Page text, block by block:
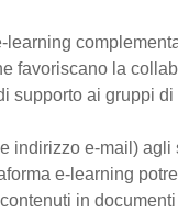
favoriscano la
supporto ai gruppi
indirizzo e-mail)
e-learning
in